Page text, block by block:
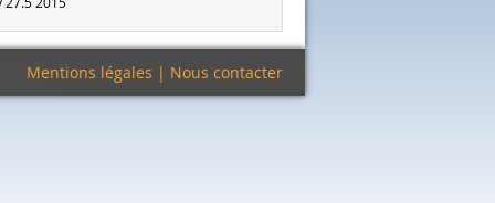
Mentions légales | Nous contacter